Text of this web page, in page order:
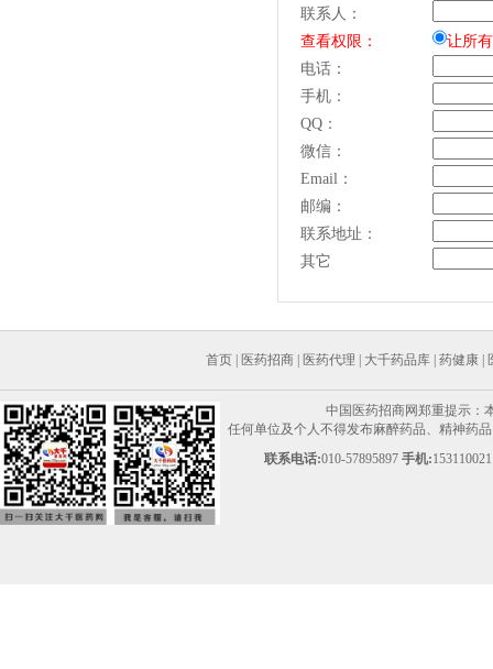
联系人：
查看权限：
让所
电话：
手机：
QQ：
微信：
Email：
邮编：
联系地址：
其它
首页| 医药招商| 医药代理 大千药品库| 药健康|
中国医药招商网郑重提示：
任何单位及个人不得发布麻醉药品、精神药
联系电话:010-57895897 手机: